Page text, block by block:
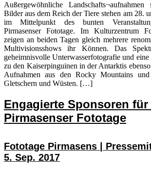
Außergewöhnliche Landschafts¬aufnahmen
Bilder aus dem Reich der Tiere stehen am 28.
im Mittelpunkt des bunten
Pirmasenser Fototage. Im Kulturzentrum
zeigen an beiden Tagen gleich mehrere
Multivisionsshows ihr Können. Das
geheimnisvolle Unterwasserfotografie und eine
zu den Kaiserpinguinen in der Antarktis
Aufnahmen aus den Rocky Mountains und
Gletschern und Wüsten. […]
Engagierte Sponsoren für
Pirmasenser Fototage
Fototage Pirmasens |
5. Sep. 2017